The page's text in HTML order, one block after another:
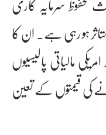
ہو رہی ہے۔ ان کا
مالیاتی پالیسیوں
کی قیمتوں کے تعین